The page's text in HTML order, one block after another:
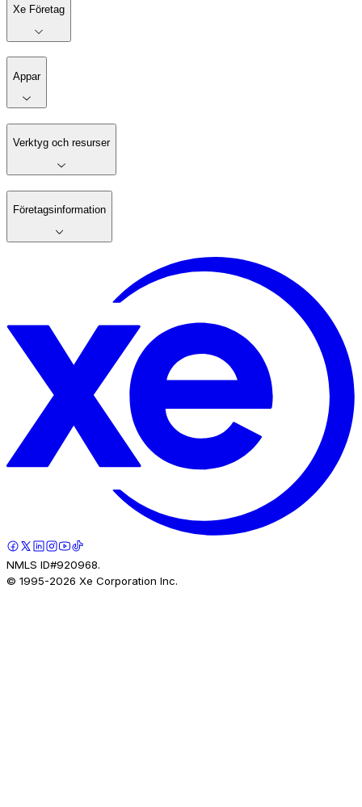
Xe Företag
Appar
Verktyg och resurser
Företagsinformation
NMLS ID#920968.
© 1995-2026 Xe Corporation Inc.